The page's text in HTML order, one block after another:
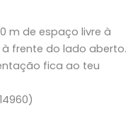
m de espaço livre à
frente do lado aberto.
fica ao teu